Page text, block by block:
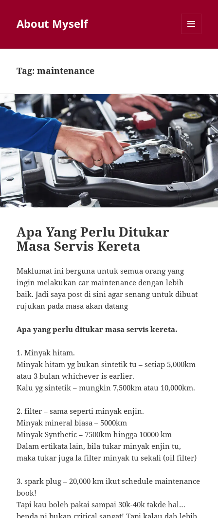
About Myself
Tag:maintenance
Apa Yang Perlu Ditukar
Masa Servis Kereta
Maklumat ini berguna untuk semua orang yang
ingin melakukan car maintenance dengan lebih
baik. Jadi saya post di sini agar senang untuk dibuat
rujukan pada masa akan datang
Apa yang perlu ditukar masa servis kereta.
1. Minyak hitam.
Minyak hitam yg bukan sintetik tu – setiap 5,000km
atau 3 bulan whichever is earlier.
Kalu yg sintetik – mungkin 7,500km atau 10,000km.
2. filter – sama seperti minyak enjin.
Minyak mineral biasa – 5000km
Minyak Synthetic – 7500km hingga 10000 km
Dalam ertikata lain, bila tukar minyak enjin tu,
maka tukar juga la filter minyak tu sekali (oil filter)
3. spark plug – 20,000 km ikut schedule maintenance
book!
Tapi kau boleh pakai sampai 30k-40k takde hal…